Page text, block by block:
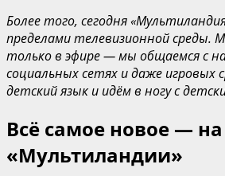
Более того, сегодня
пределами телевизионной среды.
только в эфире — мы общаемся с
социальных сетях и даже игровых
детский язык и идём в ногу с
Всё самое новое — на
«Мультиландии»